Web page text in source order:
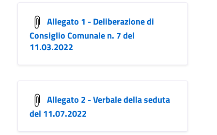
Allegato 1 - Deliberazione di
Consiglio Comunale n. 7 del
11.03.2022
Allegato 2 - Verbale della seduta
del 11.07.2022